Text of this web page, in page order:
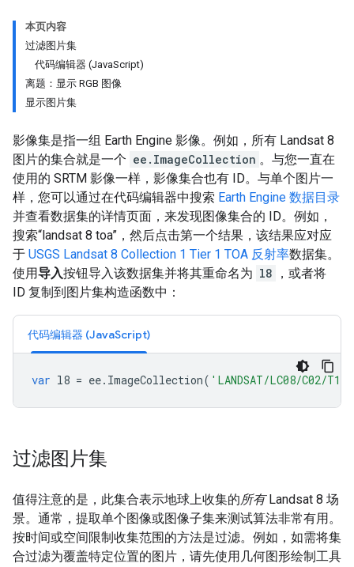
本页内容
过滤图片集
代码编辑器 (JavaScript)
离题：显示 RGB 图像
显示图片集
影像集是指一组 Earth Engine 影像。例如，所有 Landsat 8
图片的集合就是一个 ee.ImageCollection 。与您一直在
使用的 SRTM 影像一样，影像集合也有 ID。与单个图片一
样，您可以通过在代码编辑器中搜索 Earth Engine 数据目录
并查看数据集的详情页面，来发现图像集合的 ID。例如，
搜索“landsat 8 toa”，然后点击第一个结果，该结果应对应
于 USGS Landsat 8 Collection 1 Tier 1 TOA 反射率数据集。
使用导入按钮导入该数据集并将其重命名为 l8
，或者将
ID 复制到图片集构造函数中：
代码编辑器 (JavaScript)
var l8 = ee. ImageCollection( 'LANDSAT/LC08/C02/
过滤图片集
值得注意的是，此集合表示地球上收集的所有Landsat 8 场
景。通常，提取单个图像或图像子集来测试算法非常有用。
按时间或空间限制收集范围的方法是过滤。例如，如需将集
合过滤为覆盖特定位置的图片，请先使用几何图形绘制工具